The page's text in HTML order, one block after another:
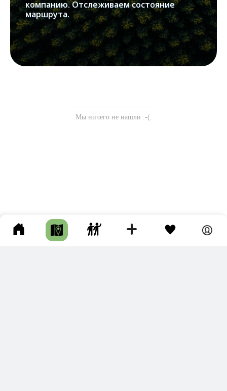
компанию. Отслеживаем состояние
маршрута.
Мы ничего не нашли :-(.